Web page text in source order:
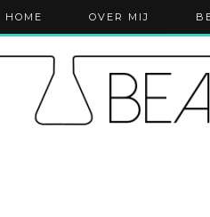
HOME OVER MIJ